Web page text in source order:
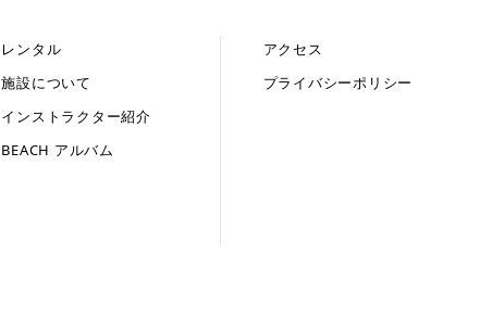
レンタル
施設について
インストラクター紹介
BEACH アルバム
アクセス
プライバシーポリシー